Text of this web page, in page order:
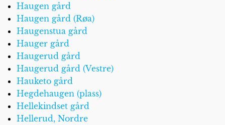
Haugen gård
Haugen gård (Røa)
Haugenstua gård
Hauger gård
Haugerud gård
Haugerud gård (Vestre)
Hauketo gård
Hegdehaugen (plass)
Hellekindset gård
Hellerud, Nordre